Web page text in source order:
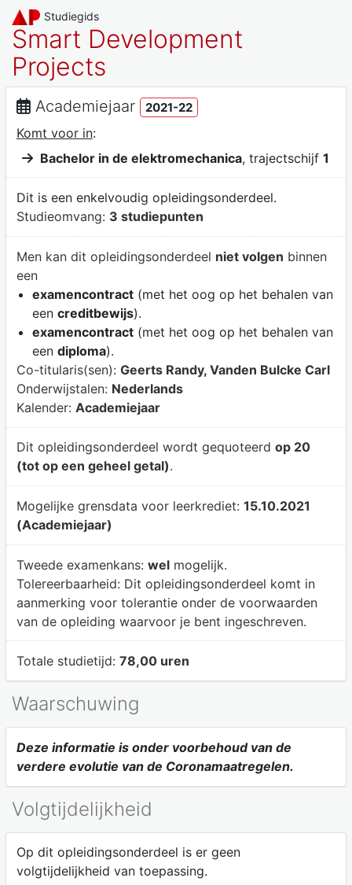
Studiegids
Smart Development
Projects
Academiejaar 2021-22
Komt voor in:
Bachelor in de elektromechanica, trajectschijf 1
Dit is een enkelvoudig opleidingsonderdeel.
Studieomvang: 3 studiepunten
Men kan dit opleidingsonderdeel niet volgen binnen
een
examencontract(met het oog op het behalen van
een creditbewijs).
examencontract(met het oog op het behalen van
een diploma).
Co-titularis(sen): Geerts Randy, Vanden Bulcke Carl
Onderwijstalen: Nederlands
Kalender: Academiejaar
Dit opleidingsonderdeel wordt gequoteerd op 20
(tot op een geheel getal).
Mogelijke grensdata voor leerkrediet: 15.10.2021
(Academiejaar)
Tweede examenkans: welmogelijk.
Tolereerbaarheid: Dit opleidingsonderdeel komt in
aanmerking voor tolerantie onder de voorwaarden
van de opleiding waarvoor je bent ingeschreven.
Totale studietijd: 78,00 uren
Waarschuwing
Deze informatie is onder voorbehoud van de
verdere evolutie van de Coronamaatregelen.
Volgtijdelijkheid
Op dit opleidingsonderdeel is er geen
volgtijdelijkheid van toepassing.